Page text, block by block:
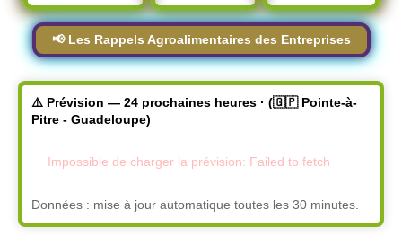
📢 Les Rappels Agroalimentaires des Entreprises
⚠️ Prévision — 24 prochaines heures · (🇬🇵 Pointe-à-
Pitre - Guadeloupe)
Impossible de charger la prévision: Failed to fetch
Données : mise à jour automatique toutes les 30 minutes.